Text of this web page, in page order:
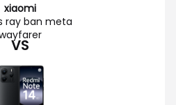
xiaomi
ray ban meta
VS